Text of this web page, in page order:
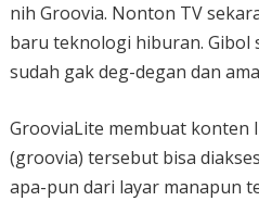
nih Groovia. Nonton TV
baru teknologi hiburan. Gibol
sudah gak deg-degan dan
GrooviaLite membuat konten
(groovia) tersebut bisa
apa-pun dari layar manapun